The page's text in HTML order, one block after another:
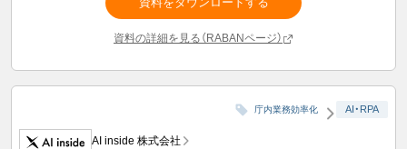
資料の詳細を見る（RABANページ）
庁内業務効率化 AI・RPA
AI inside 株式会社